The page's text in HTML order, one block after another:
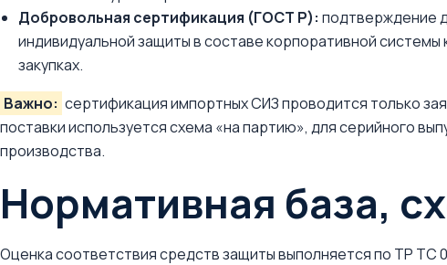
Добровольная сертификация (ГОСТ Р): подтверждение
индивидуальной защиты в составе корпоративной
закупках.
Важно: сертификация импортных СИЗ проводится только
поставки используется схема «на партию», для серийного
производства.
Нормативная база,
Оценка соответствия средств защиты выполняется по ТР ТС